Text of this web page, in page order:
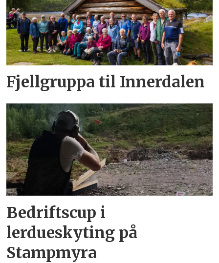
Fjellgruppa til Innerdalen
Bedriftscup i
lerdueskyting på
Stampmyra